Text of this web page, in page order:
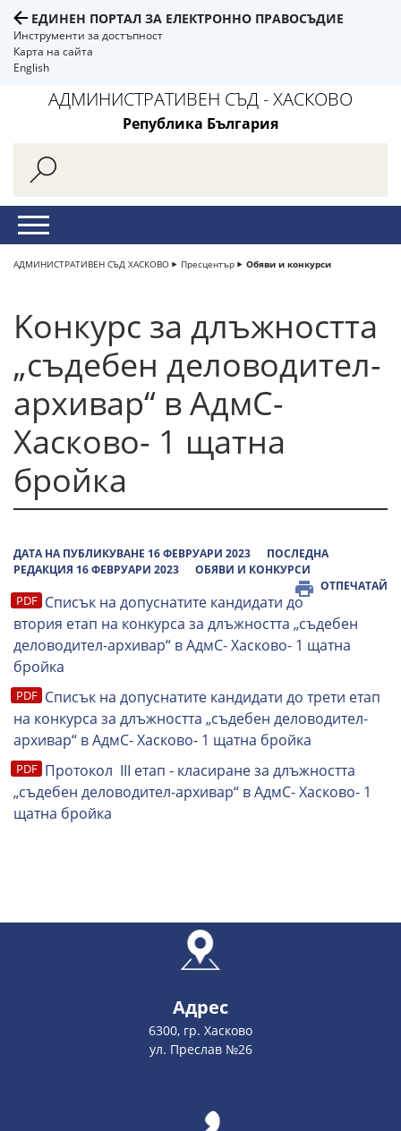
ЕДИНЕН ПОРТАЛ ЗА ЕЛЕКТРОННО ПРАВОСЪДИЕ
Инструменти за достъпност
Карта на сайта
English
АДМИНИСТРАТИВЕН СЪД - ХАСКОВО
Република България
АДМИНИСТРАТИВЕН СЪД ХАСКОВО Пресцентър Обяви и конкурси
Kонкурс за длъжността
„съдебен деловодител-
архивар“ в АдмС-
Хасково- 1 щатна
бройка
ДАТА НА ПУБЛИКУВАНЕ 16 ФЕВРУАРИ 2023
ПОСЛЕДНА
РЕДАКЦИЯ 16 ФЕВРУАРИ 2023
ОБЯВИ И КОНКУРСИ
ОТПЕЧАТАЙ
Списък на допуснатите кандидати до
втория етап на конкурса за длъжността „съдебен
деловодител-архивар“ в АдмС- Хасково- 1 щатна
бройка
Списък на допуснатите кандидати до трети етап
на конкурса за длъжността „съдебен деловодител-
архивар“ в АдмС- Хасково- 1 щатна бройка
Протокол III етап - класиране за длъжността
„съдебен деловодител-архивар“ в АдмС- Хасково- 1
щатна бройка
Адрес
6300, гр. Хасково
ул. Преслав №26